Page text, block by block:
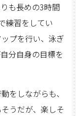
も長めの3時間
練習をしてい
プを行い、泳ぎ
分自身の目標を
をしながらも、
うだが、楽しそ